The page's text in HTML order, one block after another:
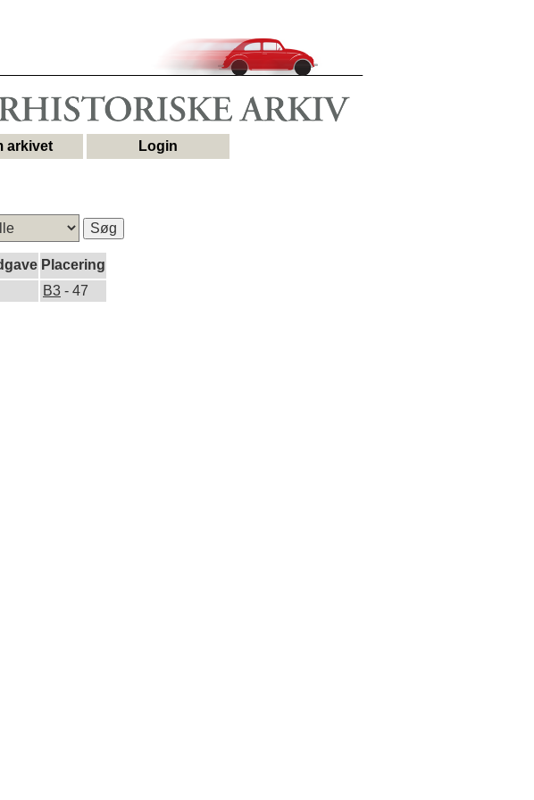
arkivet Login
Placering
B3 - 47